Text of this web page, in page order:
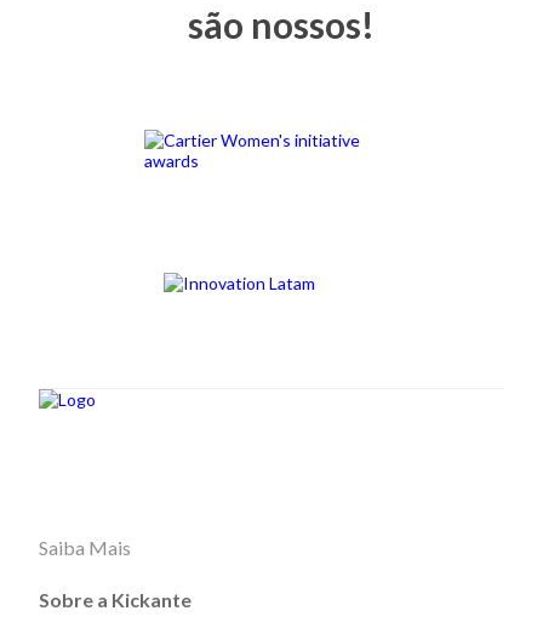
são nossos!
Saiba Mais
Sobre a Kickante